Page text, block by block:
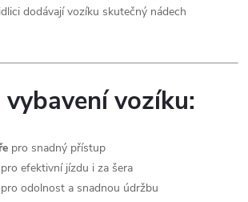
dodávají vozíku skutečný nádech
vybavení vozíku:
pro snadný přístup
pro efektivní jízdu i za šera
pro odolnost a snadnou údržbu